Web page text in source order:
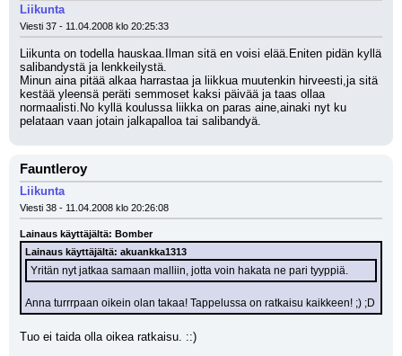
Liikunta
Viesti 37 - 11.04.2008 klo 20:25:33
Liikunta on todella hauskaa.Ilman sitä en voisi elää.Eniten pidän kyllä
salibandystä ja lenkkeilystä.
Minun aina pitää alkaa harrastaa ja liikkua muutenkin hirveesti,ja sitä
kestää yleensä peräti semmoset kaksi päivää ja taas ollaa
normaalisti.No kyllä koulussa liikka on paras aine,ainaki nyt ku
pelataan vaan jotain jalkapalloa tai salibandyä.
Fauntleroy
Liikunta
Viesti 38 - 11.04.2008 klo 20:26:08
Lainaus käyttäjältä: Bomber
Lainaus käyttäjältä: akuankka1313
Yritän nyt jatkaa samaan malliin, jotta voin hakata ne pari tyyppiä.
Anna turrrpaan oikein olan takaa! Tappelussa on ratkaisu kaikkeen! ;) ;D
Tuo ei taida olla oikea ratkaisu. ::)